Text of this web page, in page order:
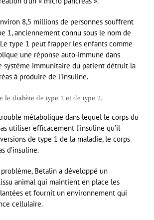
8,5 millions de personnes souffrent
1, anciennement connu sous le nom de
type 1 peut frapper les enfants comme
une réponse auto-immune dans
système immunitaire du patient détruit la
à produire de l’insuline.
le diabète de type 1 et de type 2.
métabolique dans lequel le corps du
utiliser efficacement l’insuline qu’il
de type 1 de la maladie, le corps
d’insuline.
Betalin a développé un
animal qui maintient en place les
et fournit un environnement qui
cellulaire.